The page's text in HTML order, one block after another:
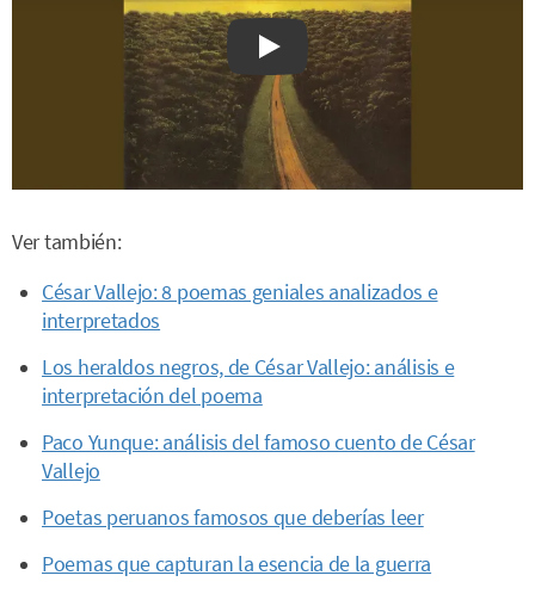
Watch on YouTube
Ver también:
César Vallejo: 8 poemas geniales analizados e
interpretados
Los heraldos negros, de César Vallejo: análisis e
interpretación del poema
Paco Yunque: análisis del famoso cuento de César
Vallejo
Poetas peruanos famosos que deberías leer
Poemas que capturan la esencia de la guerra